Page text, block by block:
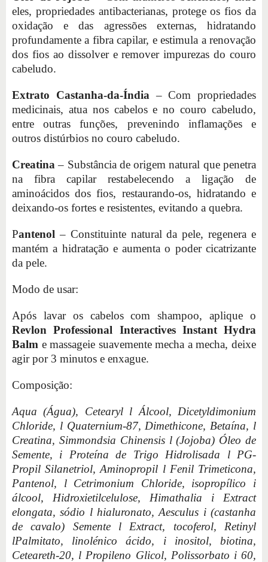
eles, propriedades antibacterianas, protege os fios da
oxidação e das agressões externas, hidratando
profundamente a fibra capilar, e estimula a renovação
dos fios ao dissolver e remover impurezas do couro
cabeludo.
Extrato Castanha-da-Índia – Com propriedades
medicinais, atua nos cabelos e no couro cabeludo,
entre outras funções, prevenindo inflamações e
outros distúrbios no couro cabeludo.
Creatina – Substância de origem natural que penetra
na fibra capilar restabelecendo a ligação de
aminoácidos dos fios, restaurando-os, hidratando e
deixando-os fortes e resistentes, evitando a quebra.
Pantenol – Constituinte natural da pele, regenera e
mantém a hidratação e aumenta o poder cicatrizante
da pele.
Modo de usar:
Após lavar os cabelos com shampoo, aplique o
Revlon Professional Interactives Instant Hydra
Balm e massageie suavemente mecha a mecha, deixe
agir por 3 minutos e enxague.
Composição:
Aqua (Água), Cetearyl l Álcool, Dicetyldimonium
Chloride, l Quaternium-87, Dimethicone, Betaína, l
Creatina, Simmondsia Chinensis l (Jojoba) Óleo de
Semente, i Proteína de Trigo Hidrolisada l PG-
Propil Silanetriol, Aminopropil l Fenil Trimeticona,
Pantenol, l Cetrimonium Chloride, isopropílico i
álcool, Hidroxietilcelulose, Himathalia i Extract
elongata, sódio l hialuronato, Aesculus i (castanha
de cavalo) Semente l Extract, tocoferol, Retinyl
lPalmitato, linolénico ácido, i inositol, biotina,
Ceteareth-20, l Propileno Glicol, Polissorbato i 60,